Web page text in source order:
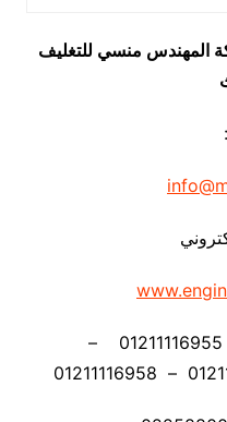
المهندس منسي للتغليف
موبايل: 01211116954 – 01211116955 –